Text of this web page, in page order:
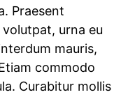
Praesent
urna eu
mauris,
commodo
Curabitur mollis